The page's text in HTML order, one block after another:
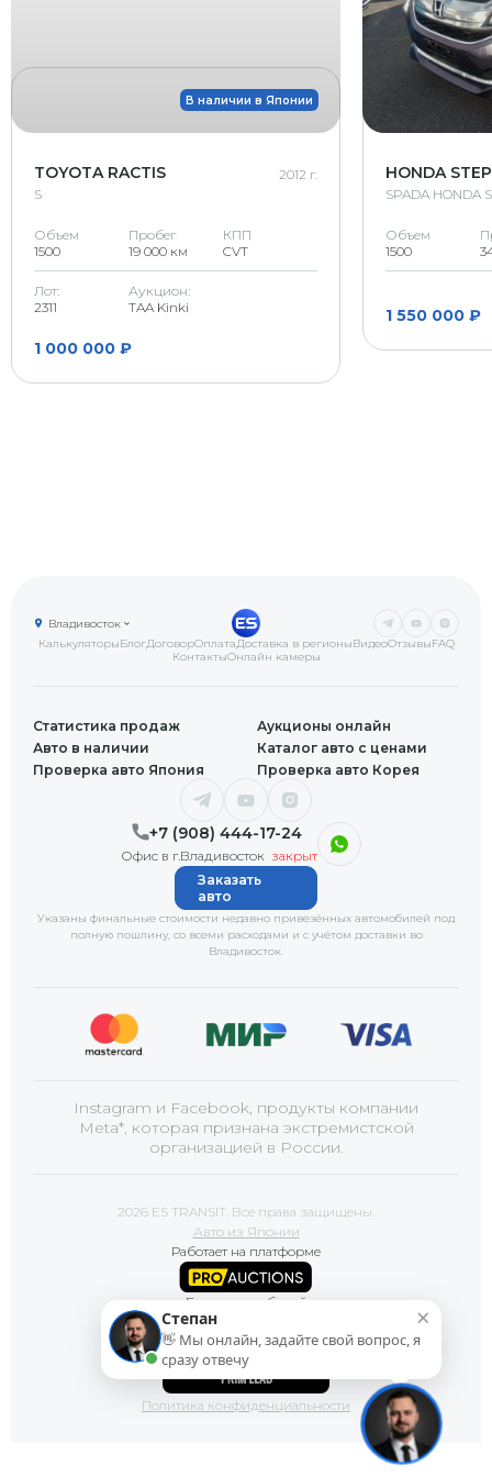
В наличии в Японии
TOYOTA RACTIS
S
2012 г.
Объем
1500
Пробег
19 000 км
КПП
CVT
Лот:
2311
Аукцион:
TAA Kinki
1 000 000 ₽
HONDA
SPADA HONDA
Объем
1500
1 550 000 ₽
КалькуляторыБлогДоговорОплатаДоставка в регионыВидеоОтзывыFAQ
КонтактыОнлайн камеры
Владивосток
+7 (908) 444-17-24
Офис в г.Владивосток закрыт
Статистика продаж
Аукционы онлайн
Авто в наличии
Каталог авто с ценами
Проверка авто Япония
Проверка авто Корея
Указаны финальные стоимости недавно привезённых автомобилей под
полную пошлину, со всеми расходами и с учётом доставки во
Владивосток.
Заказать
авто
Instagram и Facebook, продукты компании
Meta*, которая признана экстремистской
организацией в России.
2026 ES TRANSIT. Все права защищены.
Авто из Японии
Работает на платформе
Базы автомобилей
Сайт продвигает
Политика конфиденциальности
×
Степан
👋 Мы онлайн, задайте свой вопрос, я
сразу отвечу